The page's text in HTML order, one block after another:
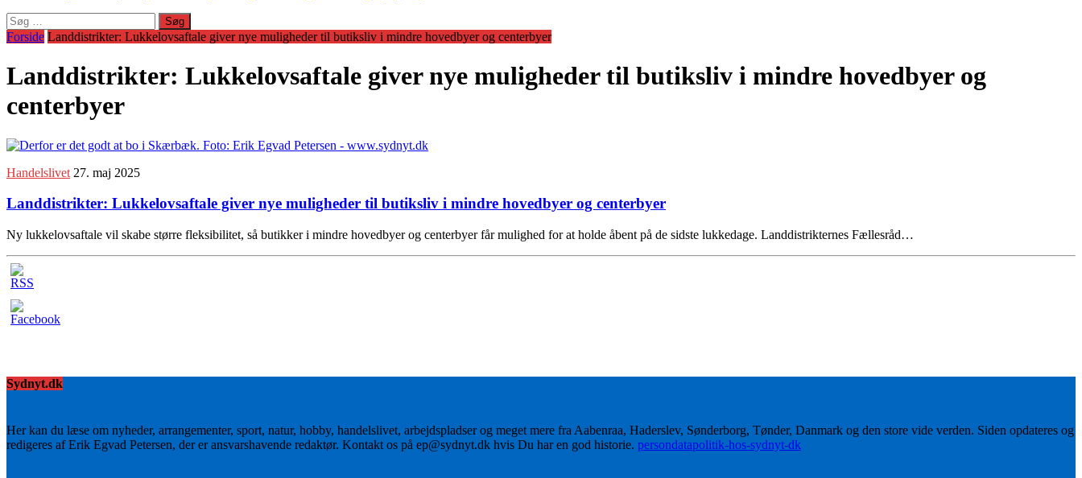
Søg
efter:
Forside Landdistrikter: Lukkelovsaftale giver nye muligheder til butiksliv i mindre hovedbyer og centerbyer
Landdistrikter: Lukkelovsaftale giver nye muligheder til butiksliv i mindre hovedbyer og
centerbyer
Handelslivet 27. maj 2025
Landdistrikter: Lukkelovsaftale giver nye muligheder til butiksliv i mindre hovedbyer og centerbyer
Ny lukkelovsaftale vil skabe større fleksibilitet, så butikker i mindre hovedbyer og centerbyer får mulighed for at holde åbent på de sidste lukkedage. Landdistrikternes Fællesråd…
Sydnyt.dk
Her kan du læse om nyheder, arrangementer, sport, natur, hobby, handelslivet, arbejdspladser og meget mere fra Aabenraa, Haderslev, Sønderborg, Tønder, Danmark og den store vide verden. Siden opdateres og
redigeres af Erik Egvad Petersen, der er ansvarshavende redaktør. Kontakt os på ep@sydnyt.dk hvis Du har en god historie. persondatapolitik-hos-sydnyt-dk